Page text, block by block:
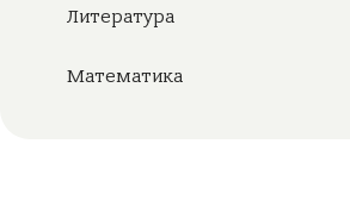
Литература
Математика